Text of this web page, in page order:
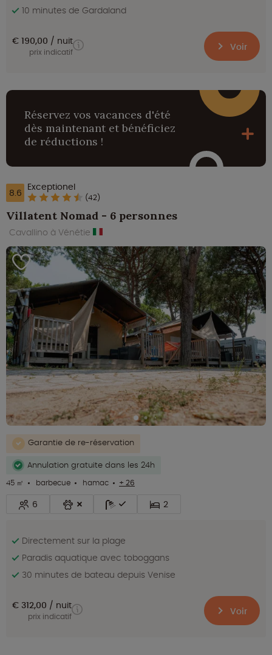
10 minutes de Gardaland
€ 190,00 nuit
prix indicatif Voir
Réservez vos vacances d'été
dès maintenant et bénéficiez
de réductions !
8.6 Exceptionel
(42)
Villatent Nomad - 6 personnes
Cavallino à Vénétie
Garantie de re-réservation
Annulation gratuite dans les 24h
45 ㎡
barbecue hamac + 26
6 2
Directement sur la plage
Paradis aquatique avec toboggans
30 minutes de bateau depuis Venise
€ 312,00 nuit
prix indicatif Voir